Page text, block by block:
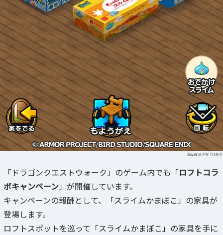
PR TIMES
「ドラゴンクエストウォーク」のゲーム内でも「ロフトコラ
ボキャンペーン」が開催しています。
キャンペーンの報酬として、「スライムかまぼこ」の家具が
登場します。
ロフトスポットを巡って「スライムかまぼこ」の家具を手に